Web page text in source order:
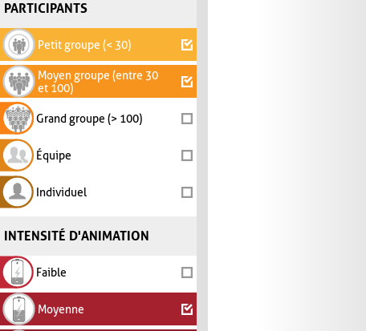
PARTICIPANTS
Petit groupe (< 30)
Moyen groupe (entre 30
et 100)
Grand groupe (> 100)
Équipe
Individuel
INTENSITÉ D'ANIMATION
Faible
Moyenne